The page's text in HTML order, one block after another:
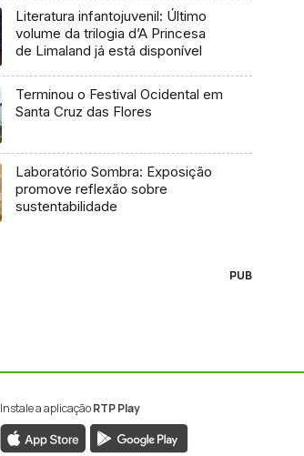
Literatura infantojuvenil: Último
volume da trilogia d’A Princesa
de Limaland já está disponível
Terminou o Festival Ocidental em
Santa Cruz das Flores
Laboratório Sombra: Exposição
promove reflexão sobre
sustentabilidade
PUB
Instale a aplicaçãoRTP Play